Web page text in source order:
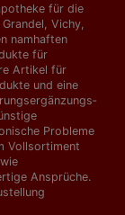
für die
Vichy,
namhaften
für
Artikel für
und eine
Probleme
Vollsortiment
Ansprüche.